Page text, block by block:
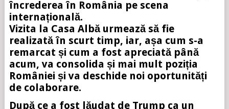
încrederea în România pe scena
internațională.
Vizita la Casa Albă urmează să fie
realizată în scurt timp, iar, așa cum s-a
remarcat și cum a fost apreciată până
acum, va consolida și mai mult poziția
României și va deschide noi oportunități
de colaborare.
După ce a fost lăudat de Trump ca un